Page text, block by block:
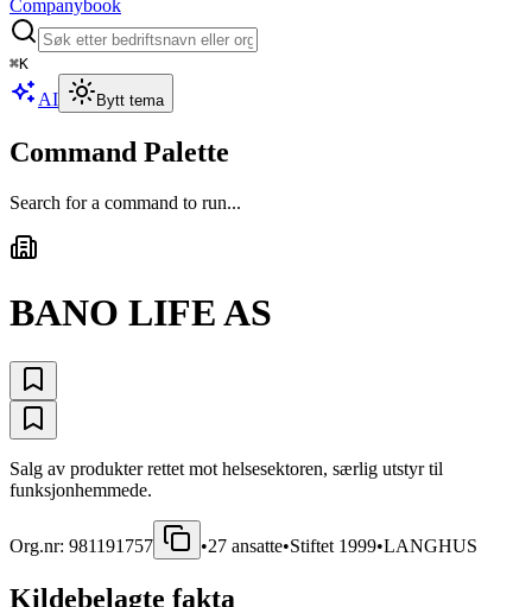
Companybook
⌘K
AI Bytt tema
Command Palette
Search for a command to run...
BANO LIFE AS
Salg av produkter rettet mot helsesektoren, særlig utstyr til
funksjonhemmede.
Org.nr: 981191757 •27 ansatte•Stiftet 1999•LANGHUS
Kildebelagte fakta